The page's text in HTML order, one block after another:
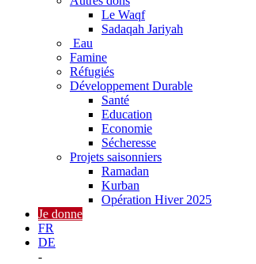
Le Waqf
Sadaqah Jariyah
Eau
Famine
Réfugiés
Développement Durable
Santé
Education
Economie
Sécheresse
Projets saisonniers
Ramadan
Kurban
Opération Hiver 2025
Je donne
FR
DE
-